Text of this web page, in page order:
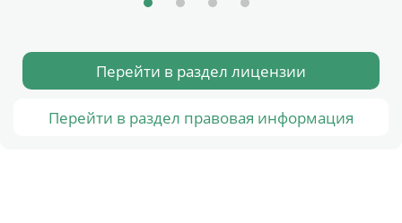
Перейти в раздел лицензии
Перейти в раздел правовая информация